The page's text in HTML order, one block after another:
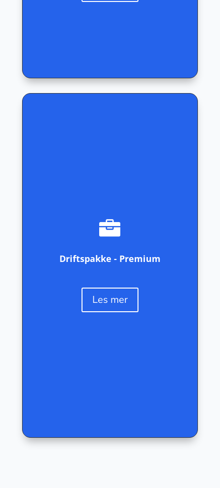

Driftspakke - Premium
Les mer
support, noe som vil si at vi svarer innen 12
timer eller raskere ved hast.
Videre legger vi til avanserte funksjoner og
nettsidelastetider, optimalisert
bildekomprimering og implementering av